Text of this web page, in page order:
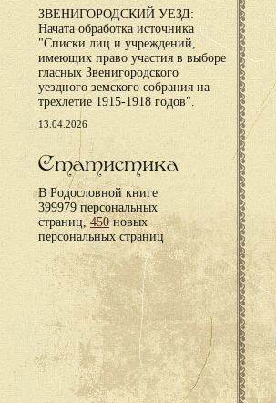
ЗВЕНИГОРОДСКИЙ УЕЗД:
Начата обработка источника
"Списки лиц и учреждений,
имеющих право участия в выборе
гласных Звенигородского
уездного земского собрания на
трехлетие 1915-1918 годов".
13.04.2026
Статистика
В Родословной книге
399979 персональных
страниц,450новых
персональных страниц